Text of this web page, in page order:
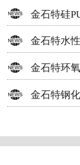
金石特硅
金石特水
金石特环
金石特钢